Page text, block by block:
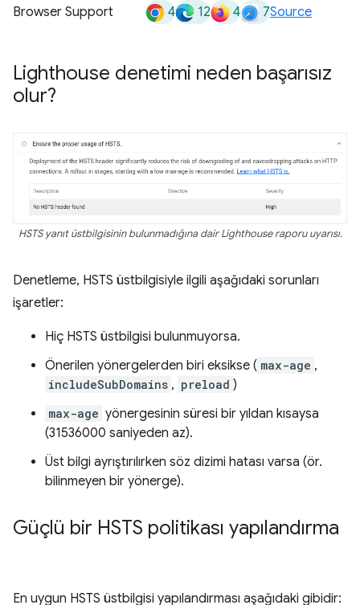
Browser Support 4 12 4 7Source
Lighthouse denetimi neden başarısız
olur?
HSTS yanıt üstbilgisinin bulunmadığına dair Lighthouse raporu uyarısı.
Denetleme, HSTS üstbilgisiyle ilgili aşağıdaki sorunları
işaretler:
Hiç HSTS üstbilgisi bulunmuyorsa.
Önerilen yönergelerden biri eksikse ( max-age ,
includeSubDomains , preload )
max-age yönergesinin süresi bir yıldan kısaysa
(31536000 saniyeden az).
Üst bilgi ayrıştırılırken söz dizimi hatası varsa (ör.
bilinmeyen bir yönerge).
Güçlü bir HSTS politikası yapılandırma
En uygun HSTS üstbilgisi yapılandırması aşağıdaki gibidir: